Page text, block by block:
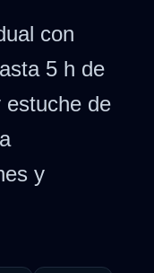
con
5 h de
estuche de
y